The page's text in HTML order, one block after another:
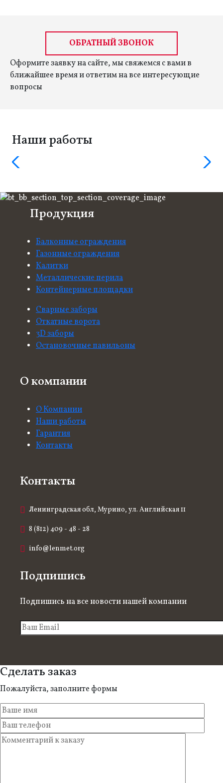
ОБРАТНЫЙ ЗВОНОК
Оформите заявку на сайте, мы свяжемся с вами в
ближайшее время и ответим на все интересующие
вопросы
Наши работы
Продукция
Балконные ограждения
Газонные ограждения
Калитки
Металлические перила
Контейнерные площадки
Сварные заборы
Откатные ворота
3D заборы
Остановочные павильоны
О компании
О Компании
Наши работы
Гарантия
Контакты
Контакты
Ленинградская обл, Мурино, ул. Английская 11
8 (812) 409 - 48 - 28
info@lenmet.org
Подпишись
Подпишись на все новости нашей компании
Сделать заказ
Пожалуйста, заполните формы